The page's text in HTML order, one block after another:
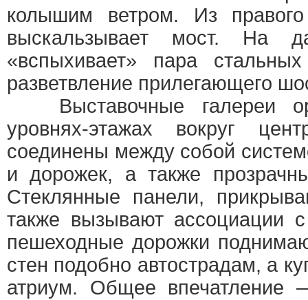
колышим ветром. Из
выскальзывает мост. На
«вспыхивает» пара
разветвление прилегающего
Выставочные галереи
уровнях-этажах вокруг
соединены между собой
и дорожек, а также
Стеклянные панели,
также вызывают ассоциации
пешеходные дорожки
стен подобно автострадам, а
атриум. Общее впечатление